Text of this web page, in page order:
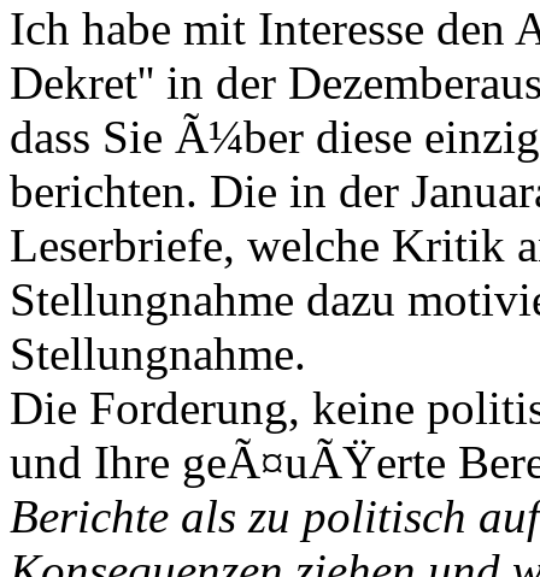
Ich habe mit Interesse den
Dekret'' in der
dass Sie Ã¼ber diese
berichten. Die in der
Leserbriefe, welche Kritik
Stellungnahme dazu
Stellungnahme.
Die Forderung, keine
und Ihre geÃ¤uÃŸerte
Berichte als zu politisch